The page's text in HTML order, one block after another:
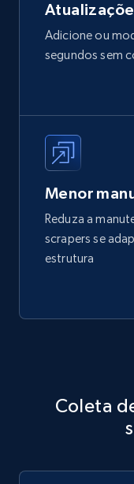
Adicione ou
segundos sem
Menor
Reduza a
scrapers se
estrutura
Coleta